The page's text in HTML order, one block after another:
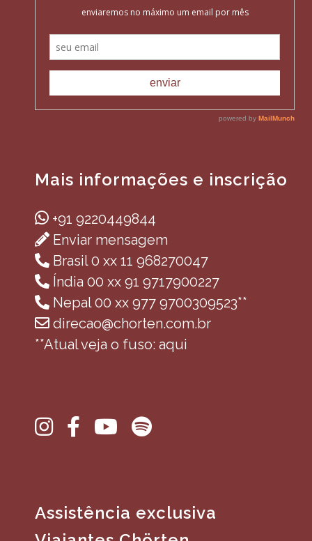
Mais informações e inscrição
+91 9220449844
Enviar mensagem
Brasil 0 xx 11 968270047
Índia 00 xx 91 9717900227
Nepal 00 xx 977 9700309523**
direcao@chorten.com.br
**Atual veja o fuso: aqui
Assistência exclusiva